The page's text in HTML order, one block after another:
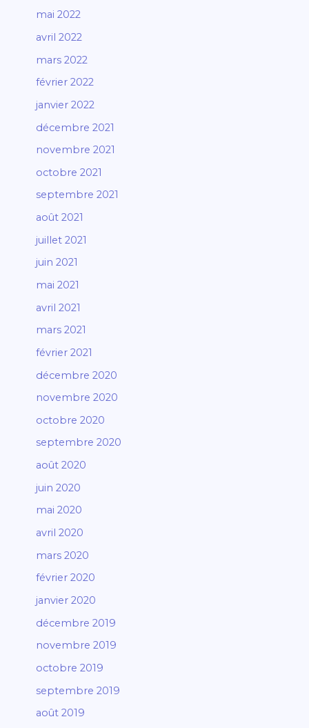
mai 2022
avril 2022
mars 2022
février 2022
janvier 2022
décembre 2021
novembre 2021
octobre 2021
septembre 2021
août 2021
juillet 2021
juin 2021
mai 2021
avril 2021
mars 2021
février 2021
décembre 2020
novembre 2020
octobre 2020
septembre 2020
août 2020
juin 2020
mai 2020
avril 2020
mars 2020
février 2020
janvier 2020
décembre 2019
novembre 2019
octobre 2019
septembre 2019
août 2019